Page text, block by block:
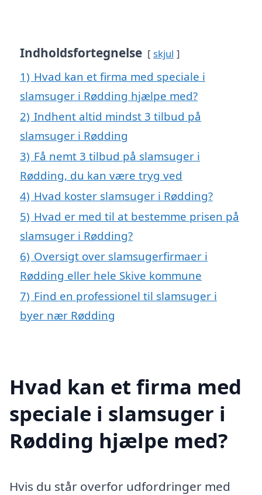
Indholdsfortegnelse skjul
1) Hvad kan et firma med speciale i
slamsuger i Rødding hjælpe med?
2) Indhent altid mindst 3 tilbud på
slamsuger i Rødding
3) Få nemt 3 tilbud på slamsuger i
Rødding, du kan være tryg ved
4) Hvad koster slamsuger i Rødding?
5) Hvad er med til at bestemme prisen på
slamsuger i Rødding?
6) Oversigt over slamsugerfirmaer i
Rødding eller hele Skive kommune
7) Find en professionel til slamsuger i
byer nær Rødding
Hvad kan et firma med
speciale i slamsuger i
Rødding hjælpe med?
Hvis du står overfor udfordringer med